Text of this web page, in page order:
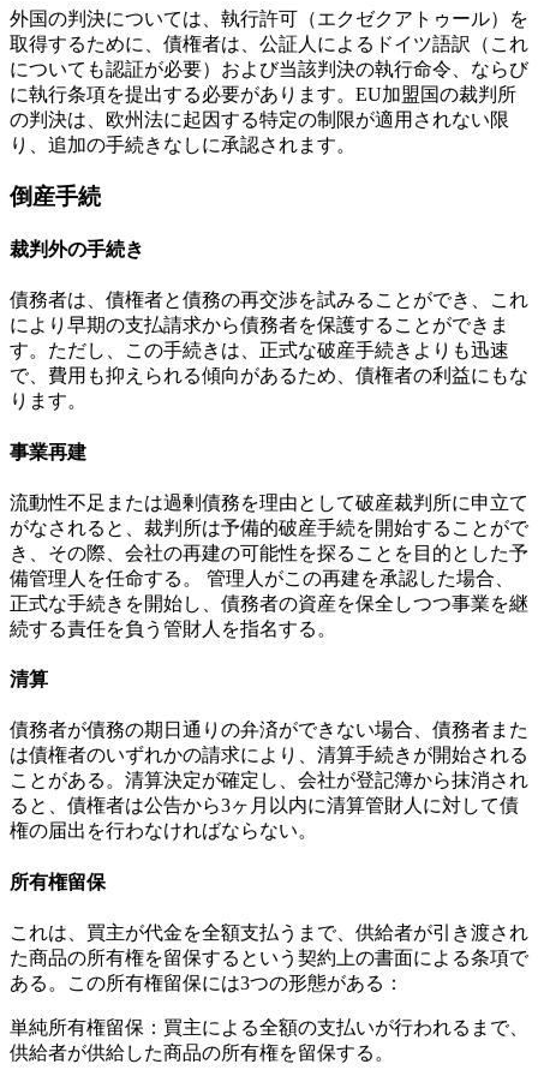
外国の判決については、執行許可（エクゼクアトゥール）を
取得するために、債権者は、公証人によるドイツ語訳（これ
についても認証が必要）および当該判決の執行命令、ならび
に執行条項を提出する必要があります。EU加盟国の裁判所
の判決は、欧州法に起因する特定の制限が適用されない限
り、追加の手続きなしに承認されます。
倒産手続
裁判外の手続き
債務者は、債権者と債務の再交渉を試みることができ、これ
により早期の支払請求から債務者を保護することができま
す。ただし、この手続きは、正式な破産手続きよりも迅速
で、費用も抑えられる傾向があるため、債権者の利益にもな
ります。
事業再建
流動性不足または過剰債務を理由として破産裁判所に申立て
がなされると、裁判所は予備的破産手続を開始することがで
き、その際、会社の再建の可能性を探ることを目的とした予
備管理人を任命する。 管理人がこの再建を承認した場合、
正式な手続きを開始し、債務者の資産を保全しつつ事業を継
続する責任を負う管財人を指名する。
清算
債務者が債務の期日通りの弁済ができない場合、債務者また
は債権者のいずれかの請求により、清算手続きが開始される
ことがある。清算決定が確定し、会社が登記簿から抹消され
ると、債権者は公告から3ヶ月以内に清算管財人に対して債
権の届出を行わなければならない。
所有権留保
これは、買主が代金を全額支払うまで、供給者が引き渡され
た商品の所有権を留保するという契約上の書面による条項で
ある。この所有権留保には3つの形態がある：
単純所有権留保：買主による全額の支払いが行われるまで、
供給者が供給した商品の所有権を留保する。